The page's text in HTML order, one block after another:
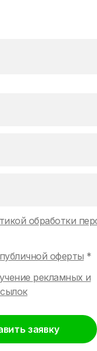
обработки
оферты *
рекламных и
заявку